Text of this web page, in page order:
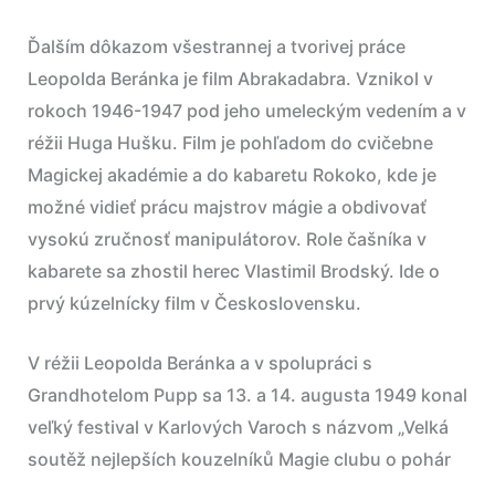
Ďalším dôkazom všestrannej a tvorivej práce
Leopolda Beránka je film Abrakadabra. Vznikol v
rokoch 1946-1947 pod jeho umeleckým vedením a v
réžii Huga Hušku. Film je pohľadom do cvičebne
Magickej akadémie a do kabaretu Rokoko, kde je
možné vidieť prácu majstrov mágie a obdivovať
vysokú zručnosť manipulátorov. Role čašníka v
kabarete sa zhostil herec Vlastimil Brodský. Ide o
prvý kúzelnícky film v Československu.
V réžii Leopolda Beránka a v spolupráci s
Grandhotelom Pupp sa 13. a 14. augusta 1949 konal
veľký festival v Karlových Varoch s názvom „Velká
soutěž nejlepších kouzelníků Magie clubu o pohár